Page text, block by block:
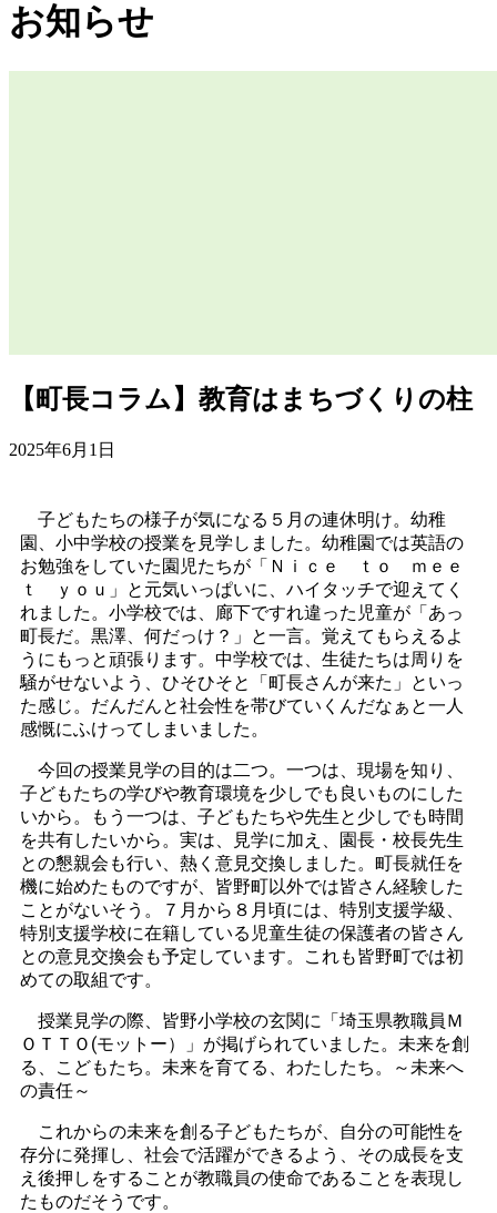
お知らせ
【町長コラム】教育はまちづくりの柱
2025年6月1日
子どもたちの様子が気になる５月の連休明け。幼稚
園、小中学校の授業を見学しました。幼稚園では英語の
お勉強をしていた園児たちが「Ｎｉｃｅ ｔｏ ｍｅｅ
ｔ ｙｏｕ」と元気いっぱいに、ハイタッチで迎えてく
れました。小学校では、廊下ですれ違った児童が「あっ
町長だ。黒澤、何だっけ？」と一言。覚えてもらえるよ
うにもっと頑張ります。中学校では、生徒たちは周りを
騒がせないよう、ひそひそと「町長さんが来た」といっ
た感じ。だんだんと社会性を帯びていくんだなぁと一人
感慨にふけってしまいました。
今回の授業見学の目的は二つ。一つは、現場を知り、
子どもたちの学びや教育環境を少しでも良いものにした
いから。もう一つは、子どもたちや先生と少しでも時間
を共有したいから。実は、見学に加え、園長・校長先生
との懇親会も行い、熱く意見交換しました。町長就任を
機に始めたものですが、皆野町以外では皆さん経験した
ことがないそう。７月から８月頃には、特別支援学級、
特別支援学校に在籍している児童生徒の保護者の皆さん
との意見交換会も予定しています。これも皆野町では初
めての取組です。
授業見学の際、皆野小学校の玄関に「埼玉県教職員Ｍ
ＯＴＴＯ (モットー）」が掲げられていました。未来を創
る、こどもたち。未来を育てる、わたしたち。～未来へ
の責任～
これからの未来を創る子どもたちが、自分の可能性を
存分に発揮し、社会で活躍ができるよう、その成長を支
え後押しをすることが教職員の使命であることを表現し
たものだそうです。